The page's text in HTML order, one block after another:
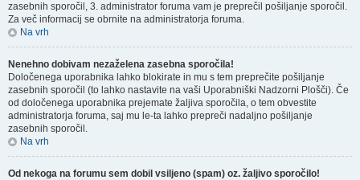
zasebnih sporočil, 3. administrator foruma vam je preprečil pošiljanje sporočil.
Za več informacij se obrnite na administratorja foruma.
Na vrh
Nenehno dobivam nezaželena zasebna sporočila!
Določenega uporabnika lahko blokirate in mu s tem preprečite pošiljanje
zasebnih sporočil (to lahko nastavite na vaši Uporabniški Nadzorni Plošči). Če
od določenega uporabnika prejemate žaljiva sporočila, o tem obvestite
administratorja foruma, saj mu le-ta lahko prepreči nadaljno pošiljanje
zasebnih sporočil.
Na vrh
Od nekoga na forumu sem dobil vsiljeno (spam) oz. žaljivo sporočilo!